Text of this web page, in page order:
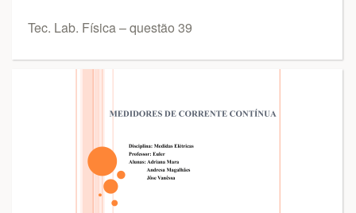
Tec. Lab. Física – questão 39